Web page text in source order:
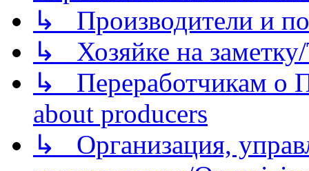
↳ Производители и
↳ Хозяйке на
↳ Переработчикам о
about producers
↳ Организация,